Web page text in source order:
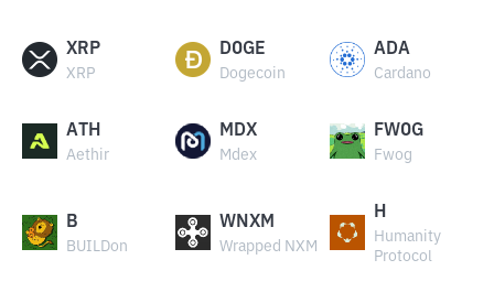
XRP
XRP
DOGE
Dogecoin
ADA
Cardano
ATH
Aethir
MDX
Mdex
FWOG
Fwog
B
BUILDon
WNXM
Wrapped NXM
H
Humanity
Protocol